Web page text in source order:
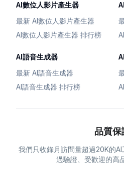
AI數位人影片產生器
最新 AI數位人影片產生器
AI數位人影片產生器 排行榜
AI語音生成器
最新 AI語音生成器
AI語音生成器 排行榜
品質保
我們只收錄月訪問量超過20K的
過驗證、受歡迎的高